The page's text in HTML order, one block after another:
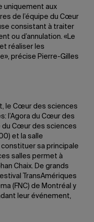
uniquement aux
de l’équipe du Cœur
consistant à traiter
ou d’annulation. «Le
réaliser les
précise Pierre-Gilles
le Cœur des sciences
l’Agora du Cœur des
du Cœur des sciences
et la salle
sa principale
salles permet à
Chaix. De grands
TransAmériques
(FNC) de Montréal y
leur événement,